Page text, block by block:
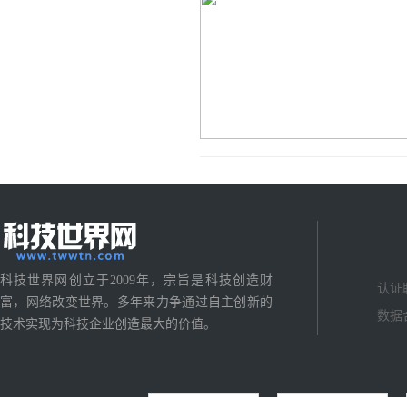
科技世界网创立于2009年，宗旨是科技创造财
富，网络改变世界。多年来力争通过自主创新的
技术实现为科技企业创造最大的价值。
认证
数据